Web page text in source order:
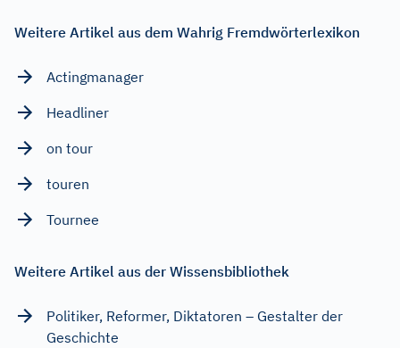
Weitere Artikel aus dem Wahrig Fremdwörterlexikon
Actingmanager
Headliner
on tour
touren
Tournee
Weitere Artikel aus der Wissensbibliothek
Politiker, Reformer, Diktatoren – Gestalter der
Geschichte